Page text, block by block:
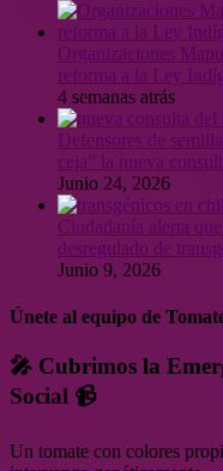
Organizaciones
4 semanas atrás
ceja” la nueva
Junio 24, 2026
Ciudadanía alerta
desregulado de
Junio 9, 2026
Únete al equipo de
🎤 Cubrimos la
Social 📹
Un tomate con colores